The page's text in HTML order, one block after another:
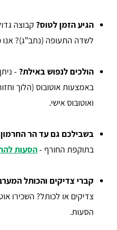
הגיע הזמן לטוס? קבוצה
לשדה התעופה (נתב"ג)? אנו
הולכים לנפוש באילת? -
באמצעות אוטובוס (הלוך
ואוטובוס אישי.
בשבילכם גם עד הר החרמון
בתוקפת החורף -הסעות
קברי צדיקים והכותל
צדיקים או לכותל? השכירו
הסעות.